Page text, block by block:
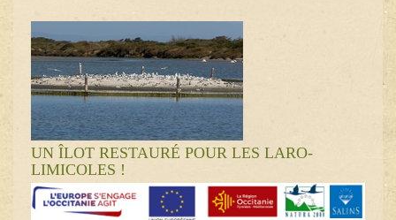
UN ÎLOT RESTAURÉ POUR LES LARO-
LIMICOLES !